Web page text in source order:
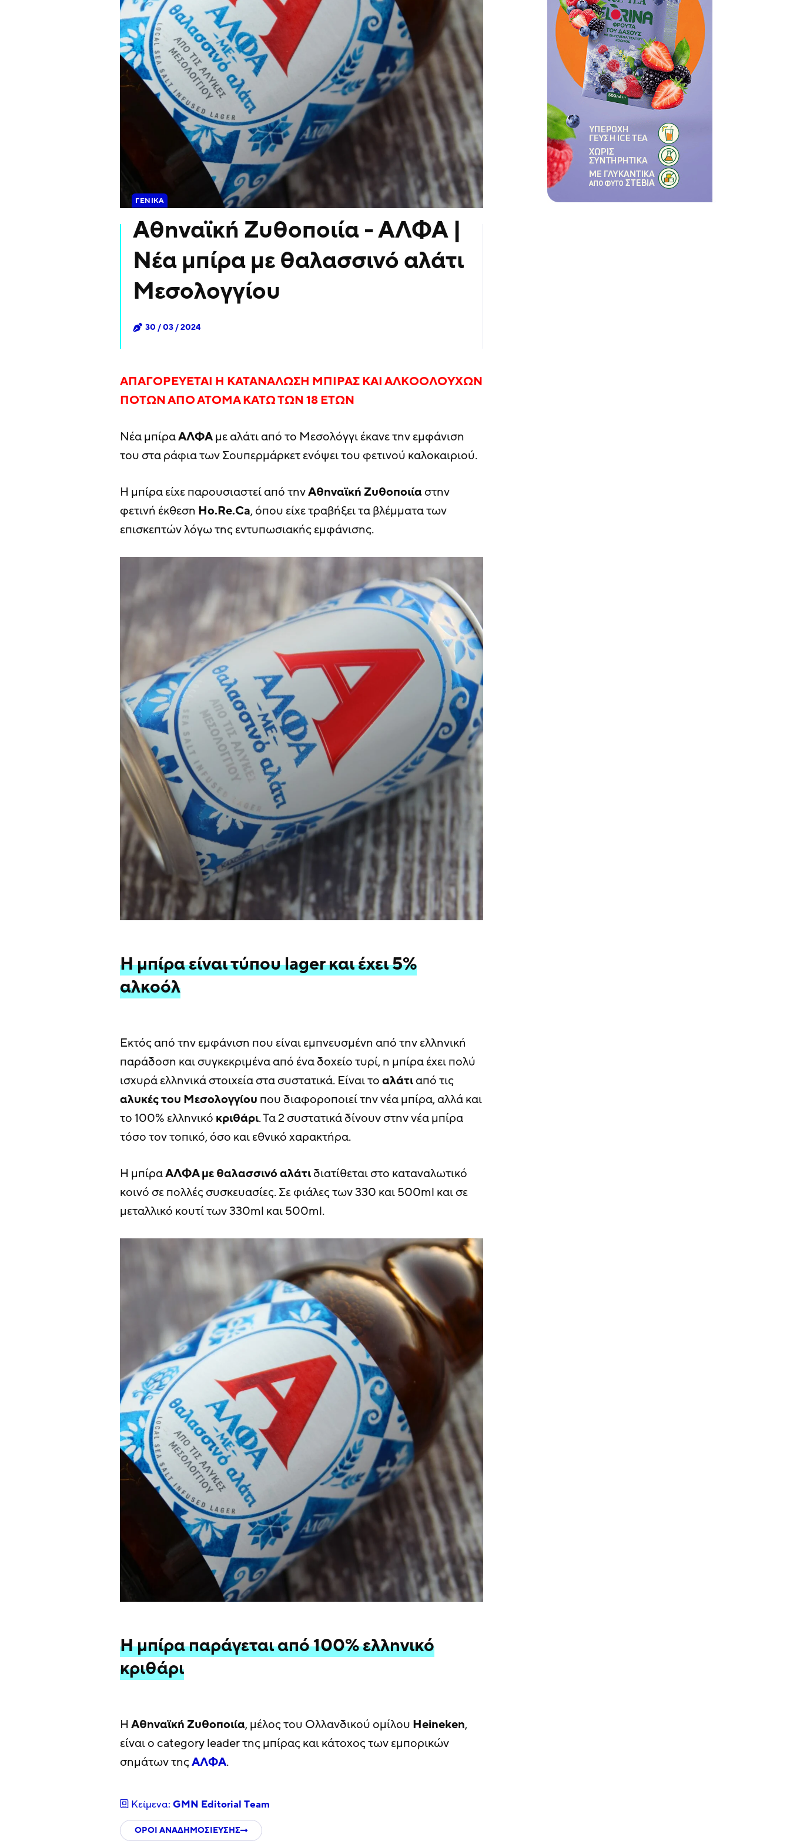
ΓΕΝΙΚΆ
Αθηναϊκή Ζυθοποιία - ΑΛΦΑ |
Νέα μπίρα με θαλασσινό αλάτι
Μεσολογγίου
30 / 03 / 2024
ΑΠΑΓΟΡΕΥΕΤΑΙ Η ΚΑΤΑΝΑΛΩΣΗ ΜΠΙΡΑΣ ΚΑΙ ΑΛΚΟΟΛΟΥΧΩΝ
ΠΟΤΩΝ ΑΠΟ ΑΤΟΜΑ ΚΑΤΩ ΤΩΝ 18 ΕΤΩΝ
Νέα μπίραΑΛΦΑμε αλάτι από το Μεσολόγγι έκανε την εμφάνιση
του στα ράφια των Σουπερμάρκετ ενόψει του φετινού καλοκαιριού.
Η μπίρα είχε παρουσιαστεί από τηνΑθηναϊκή Ζυθοποιία στην
φετινή έκθεση Ho.Re.Ca, όπου είχε τραβήξει τα βλέμματα των
επισκεπτών λόγω της εντυπωσιακής εμφάνισης.
Η μπίρα είναι τύπου lager και έχει 5%
αλκοόλ
Εκτός από την εμφάνιση που είναι εμπνευσμένη από την ελληνική
παράδοση και συγκεκριμένα από ένα δοχείο τυρί, η μπίρα έχει πολύ
ισχυρά ελληνικά στοιχεία στα συστατικά. Είναι τοαλάτιαπό τις
αλυκές του Μεσολογγίου που διαφοροποιεί την νέα μπίρα, αλλά και
το 100% ελληνικό κριθάρι. Τα 2 συστατικά δίνουν στην νέα μπίρα
τόσο τον τοπικό, όσο και εθνικό χαρακτήρα.
Η μπίραΑΛΦΑ με θαλασσινό αλάτιδιατίθεται στο καταναλωτικό
κοινό σε πολλές συσκευασίες. Σε φιάλες των 330 και 500ml και σε
μεταλλικό κουτί των 330ml και 500ml.
Η μπίρα παράγεται από 100% ελληνικό
κριθάρι
Η Αθηναϊκή Ζυθοποιία, μέλος του Ολλανδικού ομίλου Heineken,
είναι ο category leader της μπίρας και κάτοχος των εμπορικών
σημάτων τηςΑΛΦΑ.
Κείμενα: GMN Editorial Τeam
ΟΡΟΙ ΑΝΑΔΗΜΟΣΙΕΥΣΗΣ